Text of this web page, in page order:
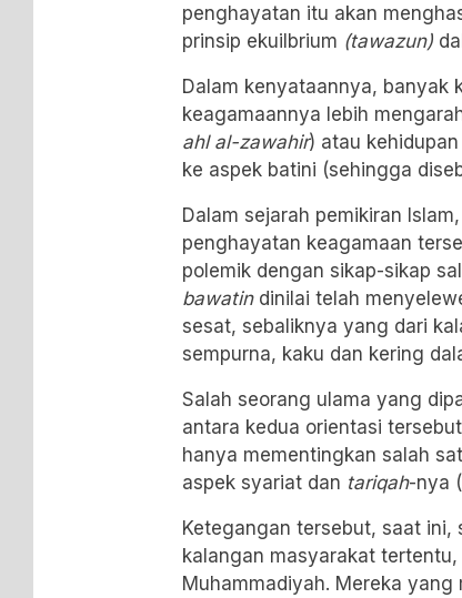
penghayatan itu akan
prinsip ekuilbrium (tawazun)
Dalam kenyataannya, banyak
keagamaannya lebih
ahl al-zawahir) atau
ke aspek batini (sehingga
Dalam sejarah pemikiran
penghayatan keagamaan
polemik dengan sikap-sikap
bawatindinilai telah
sesat, sebaliknya yang dari
sempurna, kaku dan kering
Salah seorang ulama yang
antara kedua orientasi
hanya mementingkan salah
aspek syariat dan tariqah-nya
Ketegangan tersebut, saat ini,
kalangan masyarakat
Muhammadiyah. Mereka